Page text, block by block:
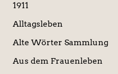
h
1911
Alltagsleben
Alte Wörter Sammlung
Aus dem Frauenleben